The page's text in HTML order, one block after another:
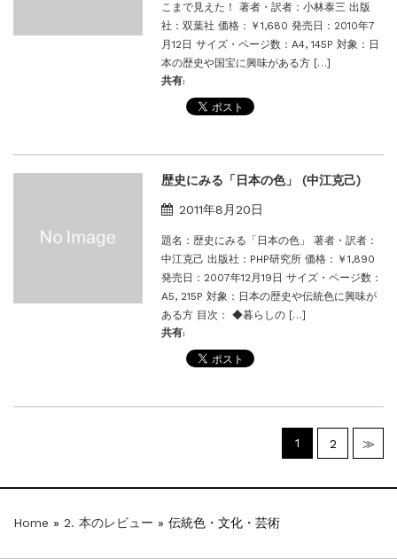
こまで見えた！ 著者・訳者：小林泰三 出版
社：双葉社 価格：￥1,680 発売日：2010年7
月12日 サイズ・ページ数：A4, 145P 対象：日
本の歴史や国宝に興味がある方 […]
共有:
歴史にみる「日本の色」 (中江克己)
2011年8月20日
題名：歴史にみる「日本の色」 著者・訳者：
中江克己 出版社：PHP研究所 価格：￥1,890
発売日：2007年12月19日 サイズ・ページ数：
A5, 215P 対象：日本の歴史や伝統色に興味が
ある方 目次： ◆暮らしの […]
共有:
1 2 ≫
Home » 2. 本のレビュー » 伝統色・文化・芸術